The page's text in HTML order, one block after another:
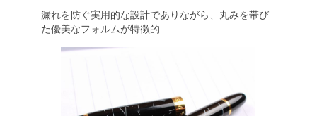
漏れを防ぐ実用的な設計でありながら、丸みを帯び
た優美なフォルムが特徴的